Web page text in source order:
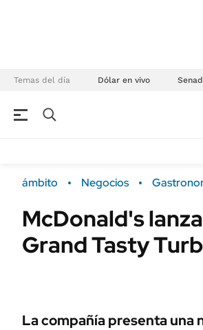
Temas del día Dólar en vivo
Campo
FINANZAS
ÁMBITO DEBATE
ámbito Negocios
McDonald's
Grand Tasty
La compañía presenta una